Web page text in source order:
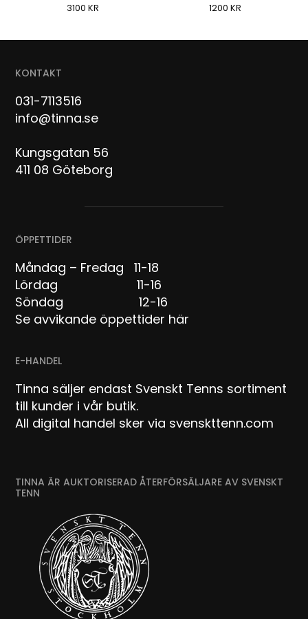
3100KR 1200 KR
KONTAKT
031-7113516
info@tinna.se
Kungsgatan 56
411 08 Göteborg
ÖPPETTIDER
Måndag – Fredag 11-18
Lördag 11-16
Söndag 12-16
Se avvikande öppettider här
E-HANDEL
Tinna säljer endast Svenskt Tenns sortiment
till kunder i vår butik.
All digital handel sker via svenskttenn.com
TINNA ÄR AUKTORISERAD ÅTERFÖRSÄLJARE AV SVENSKT
TENN